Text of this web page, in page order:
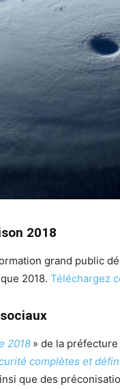
2018
grand public
2018. Téléchargez
2018 » de la
complètes et
que des